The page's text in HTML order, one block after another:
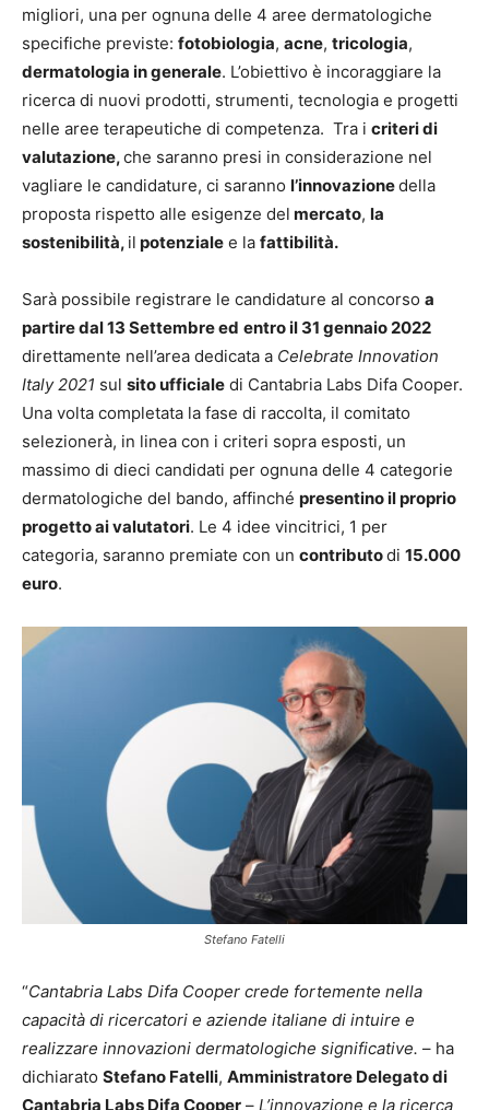
migliori, una per ognuna delle 4 aree dermatologiche
specifiche previste: fotobiologia, acne, tricologia,
dermatologia in generale. L’obiettivo è incoraggiare la
ricerca di nuovi prodotti, strumenti, tecnologia e progetti
nelle aree terapeutiche di competenza. Tra i criteri di
valutazione,che saranno presi in considerazione nel
vagliare le candidature, ci saranno l’innovazionedella
proposta rispetto alle esigenze del mercato, la
sostenibilità, il potenziale e la fattibilità.
Sarà possibile registrare le candidature al concorso a
partire dal 13 Settembre ed entro il 31 gennaio 2022
direttamente nell’area dedicata a Celebrate Innovation
Italy 2021 sul sito ufficiale di Cantabria Labs Difa Cooper.
Una volta completata la fase di raccolta, il comitato
selezionerà, in linea con i criteri sopra esposti, un
massimo di dieci candidati per ognuna delle 4 categorie
dermatologiche del bando, affinché presentino il proprio
progetto ai valutatori. Le 4 idee vincitrici, 1 per
categoria, saranno premiate con un contributodi 15.000
euro.
Stefano Fatelli
“Cantabria Labs Difa Cooper crede fortemente nella
capacità di ricercatori e aziende italiane di intuire e
realizzare innovazioni dermatologiche significative. – ha
dichiarato Stefano Fatelli, Amministratore Delegato di
Cantabria Labs Difa Cooper – L’innovazione e la ricerca